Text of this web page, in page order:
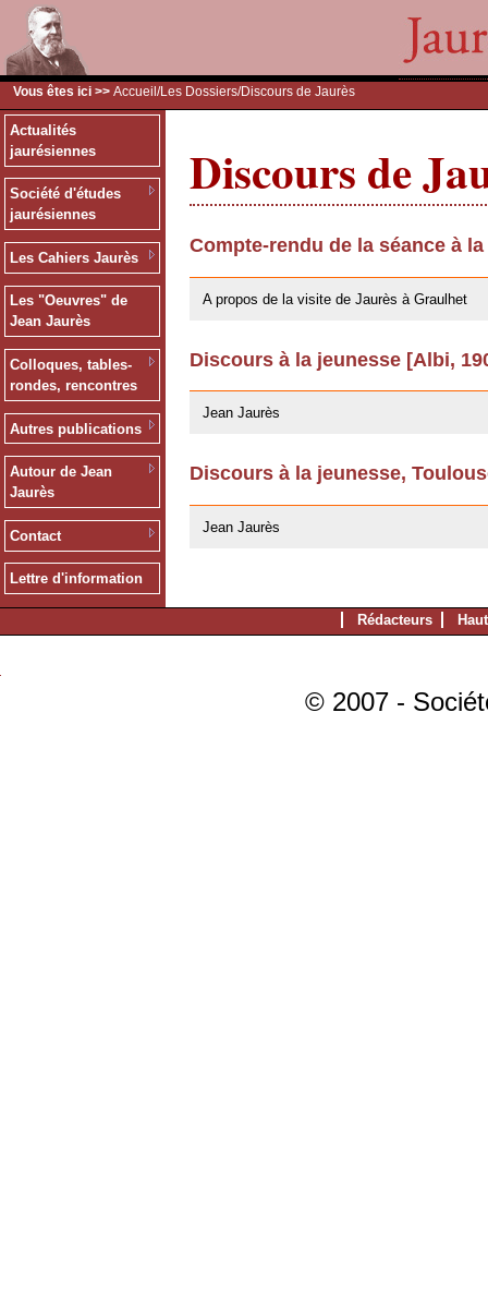
Vous êtes ici >> Accueil /Les Dossiers/Discours de Jaurès
Actualités
jaurésiennes
Société d'études
jaurésiennes
Les Cahiers Jaurès
Les "Oeuvres" de
Jean Jaurès
Colloques, tables-
rondes, rencontres
Autres publications
Autour de Jean
Jaurès
Contact
Lettre d'information
Discours de
Compte-rendu de la séance à
A propos de la visite de Jaurès à Graulhet
Discours à la jeunesse [Albi,
Jean Jaurès
Discours à la jeunesse,
Jean Jaurès
Rédacteurs
© 2007 -